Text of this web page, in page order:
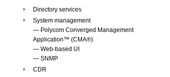
Directory services
System management
— Polycom Converged Management
Application™ (CMA®)
— Web-based UI
— SNMP
CDR